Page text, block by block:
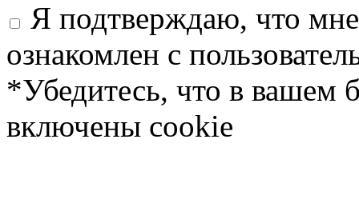
Я подтверждаю, что
ознакомлен с
*Убедитесь, что в вашем
включены cookie